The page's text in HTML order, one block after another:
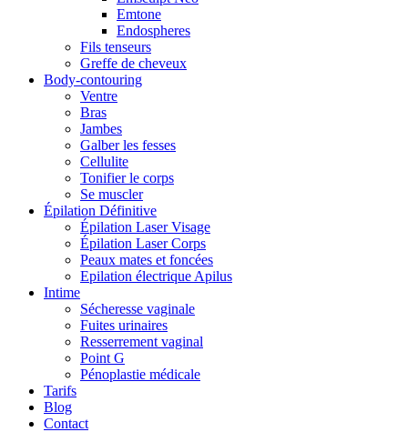
Emtone
Endospheres
Fils tenseurs
Greffe de cheveux
Body-contouring
Ventre
Bras
Jambes
Galber les fesses
Cellulite
Tonifier le corps
Se muscler
Épilation Définitive
Épilation Laser Visage
Épilation Laser Corps
Peaux mates et foncées
Epilation électrique Apilus
Intime
Sécheresse vaginale
Fuites urinaires
Resserrement vaginal
Point G
Pénoplastie médicale
Tarifs
Blog
Contact